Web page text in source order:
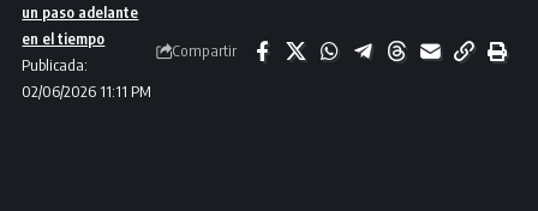
Publicada:
02/06/2026 11:11 PM
un paso adelante
en el tiempo
Compartir